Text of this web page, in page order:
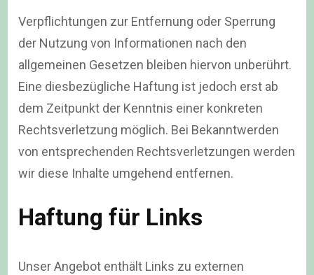
Verpflichtungen zur Entfernung oder Sperrung
der Nutzung von Informationen nach den
allgemeinen Gesetzen bleiben hiervon unberührt.
Eine diesbezügliche Haftung ist jedoch erst ab
dem Zeitpunkt der Kenntnis einer konkreten
Rechtsverletzung möglich. Bei Bekanntwerden
von entsprechenden Rechtsverletzungen werden
wir diese Inhalte umgehend entfernen.
Haftung für Links
Unser Angebot enthält Links zu externen